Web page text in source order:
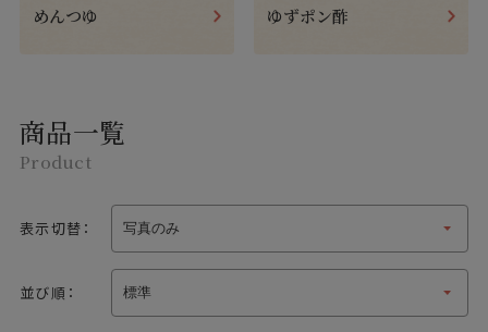
めんつゆ ゆずポン酢
商品一覧
Product
表示切替：
並び順：